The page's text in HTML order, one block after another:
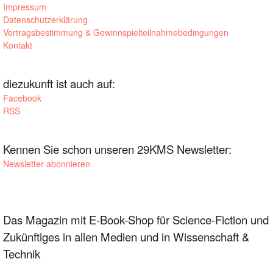
Impressum
Datenschutzerklärung
Vertragsbestimmung & Gewinnspielteilnahmebedingungen
Kontakt
diezukunft ist auch auf:
Facebook
RSS
Kennen Sie schon unseren 29KMS Newsletter:
Newsletter abonnieren
Das Magazin mit E-Book-Shop für Science-Fiction und
Zukünftiges in allen Medien und in Wissenschaft &
Technik